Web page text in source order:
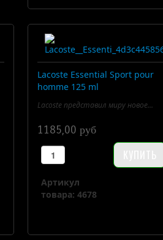
Lacoste Essential Sport pour
homme 125 ml
Lacoste представил миру новое...
1185,00 руб
Артикул
товара: 4678